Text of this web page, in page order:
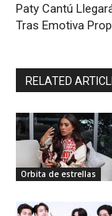
Paty Cantú
Tras Emotiva
RELATED
Orbita de estrellas